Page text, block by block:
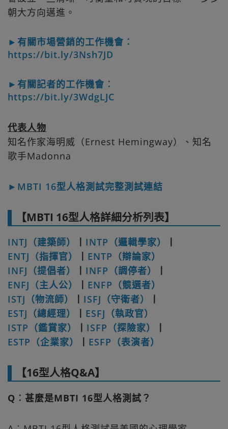
朝大方向邁進。
►有關市場營銷的工作機會︰
https://bit.ly/3Nsh7JD
►有關記者的工作機會︰
https://bit.ly/3WdgLJC
代表人物
知名作家海明威（Ernest Hemingway）、知名
歌手Madonna
►MBTI 16型人格測試完整測試連結
【MBTI 16型人格詳細分析列表】
INTJ（建築師） 丨 INTP（邏輯學家）
丨
ENTJ（指揮官）
丨 ENTP（辯論家）
INFJ（提倡者）
丨 INFP（調停者）
丨
ENFJ（主人公）
丨 ENFP（競選者）
ISTJ（物流師）
丨 ISFJ（守衛者）
丨
ESTJ（總經理）
丨 ESFJ（執政官）
ISTP（鑑賞家）
丨 ISFP（探險家）
丨
ESTP（企業家）
丨 ESFP（表演者）
【16型人格Q&A】
Q︰甚麼是MBTI 16型人格測試？